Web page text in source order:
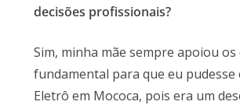
decisões profissionais?
Sim, minha mãe sempre apoiou
fundamental para que eu pudesse
Eletrô em Mococa, pois era um